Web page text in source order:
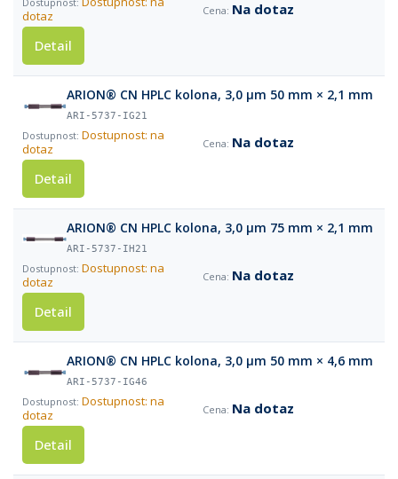
dotaz
Na dotaz
Detail
ARION® CN HPLC kolona, 3,0 µm 50 mm × 2,1 mm
ARI-5737-IG21
Dostupnost: na
dotaz
Na dotaz
Detail
ARION® CN HPLC kolona, 3,0 µm 75 mm × 2,1 mm
ARI-5737-IH21
Dostupnost: na
dotaz
Na dotaz
Detail
ARION® CN HPLC kolona, 3,0 µm 50 mm × 4,6 mm
ARI-5737-IG46
Dostupnost: na
dotaz
Na dotaz
Detail